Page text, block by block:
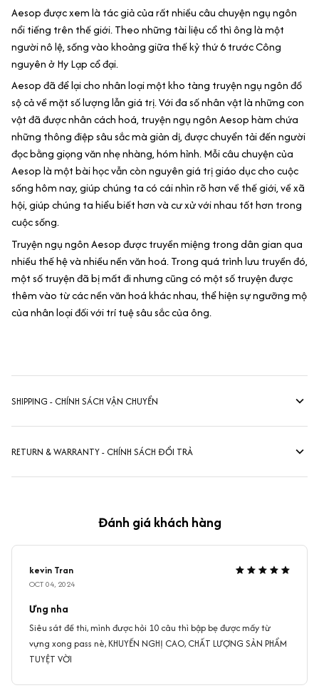
Aesop được xem là tác giả của rất nhiều câu chuyện ngụ ngôn
nổi tiếng trên thế giới. Theo những tài liệu cổ thì ông là một
người nô lệ, sống vào khoảng giữa thế kỷ thứ 6 trước Công
nguyên ở Hy Lạp cổ đại.
Aesop đã để lại cho nhân loại một kho tàng truyện ngụ ngôn đồ
sộ cả về mặt số lượng lẫn giá trị. Với đa số nhân vật là những con
vật đã được nhân cách hoá, truyện ngụ ngôn Aesop hàm chứa
những thông điệp sâu sắc mà giản dị, được chuyển tải đến người
đọc bằng giọng văn nhẹ nhàng, hóm hỉnh. Mỗi câu chuyện của
Aesop là một bài học vẫn còn nguyên giá trị giáo dục cho cuộc
sống hôm nay, giúp chúng ta có cái nhìn rõ hơn về thế giới, về xã
hội, giúp chúng ta hiểu biết hơn và cư xử với nhau tốt hơn trong
cuộc sống.
Truyện ngụ ngôn Aesop được truyền miệng trong dân gian qua
nhiều thế hệ và nhiều nền văn hoá. Trong quá trình lưu truyền đó,
một số truyện đã bị mất đi nhưng cũng có một số truyện được
thêm vào từ các nền văn hoá khác nhau, thể hiện sự ngưỡng mộ
của nhân loại đối với trí tuệ sâu sắc của ông.
SHIPPING - CHÍNH SÁCH VẬN CHUYỂN
RETURN & WARRANTY - CHÍNH SÁCH ĐỔI TRẢ
Đánh giá khách hàng
kevin Tran
OCT 04, 2024
Ưng nha
Siêu sát đề thi, mình được hỏi 10 câu thì bập bẹ được mấy từ
vựng xong pass nè, KHUYẾN NGHỊ CAO, CHẤT LƯỢNG SẢN PHẨM
TUYỆT VỜI